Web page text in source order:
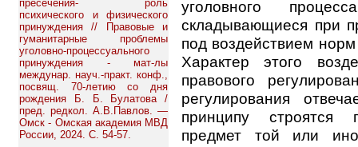
пресечения- роль
психического и физического
принуждения // Правовые и
гуманитарные проблемы
уголовно-процессуального
принуждения - мат-лы
междунар. науч.-практ. конф.,
посвящ. 70-летию со дня
рождения Б. Б. Булатова /
пред. редкол. А.В.Павлов. —
Омск - Омская академия МВД
России, 2024. С. 54-57.
уголовного
складывающиеся при
под воздействием
Характер этого
правового
регулирования
принципу строятся
предмет той или